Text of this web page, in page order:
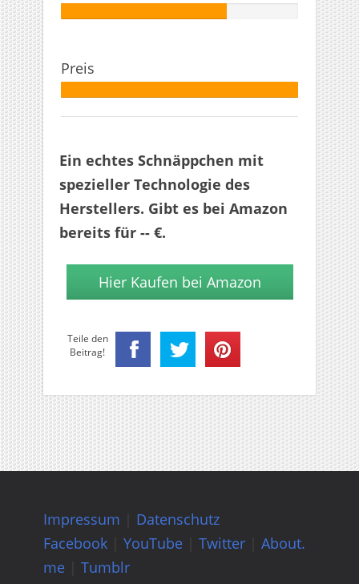
Preis
Ein echtes Schnäppchen mit
spezieller Technologie des
Herstellers. Gibt es bei Amazon
bereits für -- €.
Hier Kaufen bei Amazon
Teile den
Beitrag!
Impressum
Datenschutz
Facebook
YouTube Twitter
About.
me
Tumblr